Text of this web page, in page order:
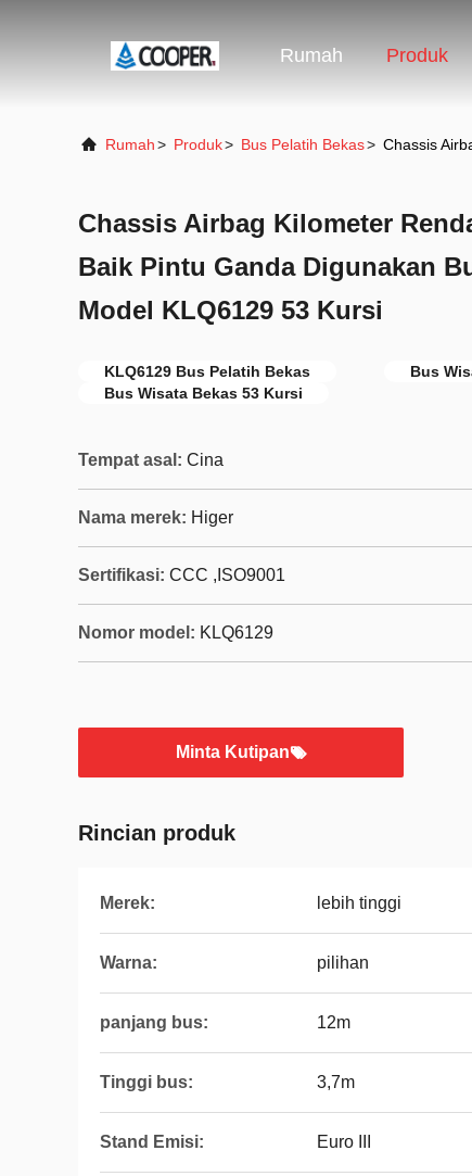
Rumah Produk
Rumah> Produk> Bus Pelatih Bekas> Chassis
Chassis Airbag Kilometer
Baik Pintu Ganda Digunakan
Model KLQ6129 53 Kursi
KLQ6129 Bus Pelatih Bekas
Bus
Bus Wisata Bekas 53 Kursi
Tempat asal: Cina
Nama merek: Higer
Sertifikasi: CCC ,ISO9001
Nomor model: KLQ6129
Minta Kutipan
Rincian produk
Merek: lebih tinggi
Warna: pilihan
panjang bus: 12m
Tinggi bus: 3,7m
Stand Emisi: Euro III